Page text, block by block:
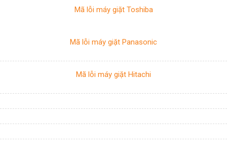
Mã lỗi máy giặt Toshiba
Mã lỗi máy giặt Panasonic
Mã lỗi máy giặt Hitachi